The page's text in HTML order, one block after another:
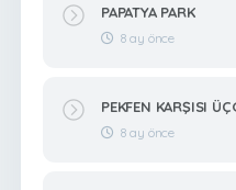
PAPATYA PARK
8 ay önce
PEKFEN KARŞISI
8 ay önce